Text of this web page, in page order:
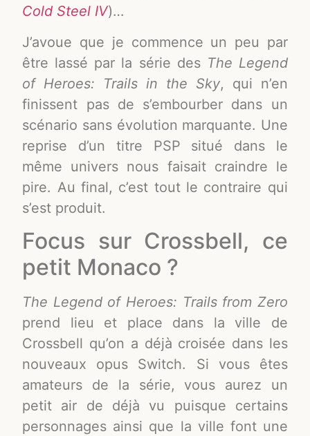
Cold Steel IV)…
J’avoue que je commence un peu par
être lassé par la série des The Legend
of Heroes: Trails in the Sky, qui n’en
finissent pas de s’embourber dans un
scénario sans évolution marquante. Une
reprise d’un titre PSP situé dans le
même univers nous faisait craindre le
pire. Au final, c’est tout le contraire qui
s’est produit.
Focus sur Crossbell, ce
petit Monaco ?
The Legend of Heroes: Trails from Zero
prend lieu et place dans la ville de
Crossbell qu’on a déjà croisée dans les
nouveaux opus Switch. Si vous êtes
amateurs de la série, vous aurez un
petit air de déjà vu puisque certains
personnages ainsi que la ville font une